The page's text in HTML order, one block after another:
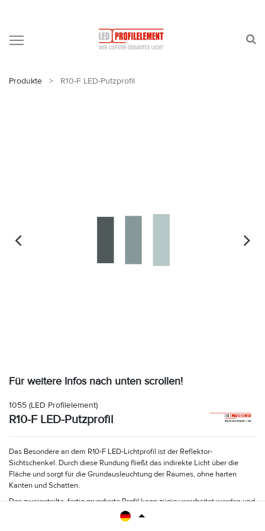
Produkte R10-F LED-Putzprofil
Für weitere Infos nach unten scrollen!
1055 (LED Profilelement)
R10-F LED-Putzprofil
Das Besondere an dem R10-F LED-Lichtprofil ist der Reflektor-
Sichtschenkel. Durch diese Rundung fließt das indirekte Licht über die
Fläche und sorgt für die Grundausleuchtung der Raumes, ohne harten
Kanten und Schatten.
Das zweigeteilte, fertig grundierte Profil kann zügig verarbeitet werden und
wird mittels Kleben auf dem Mauerwerk befestigt.
bündigen einputzen ermöglicht eine Putzstärke von 19 mm.